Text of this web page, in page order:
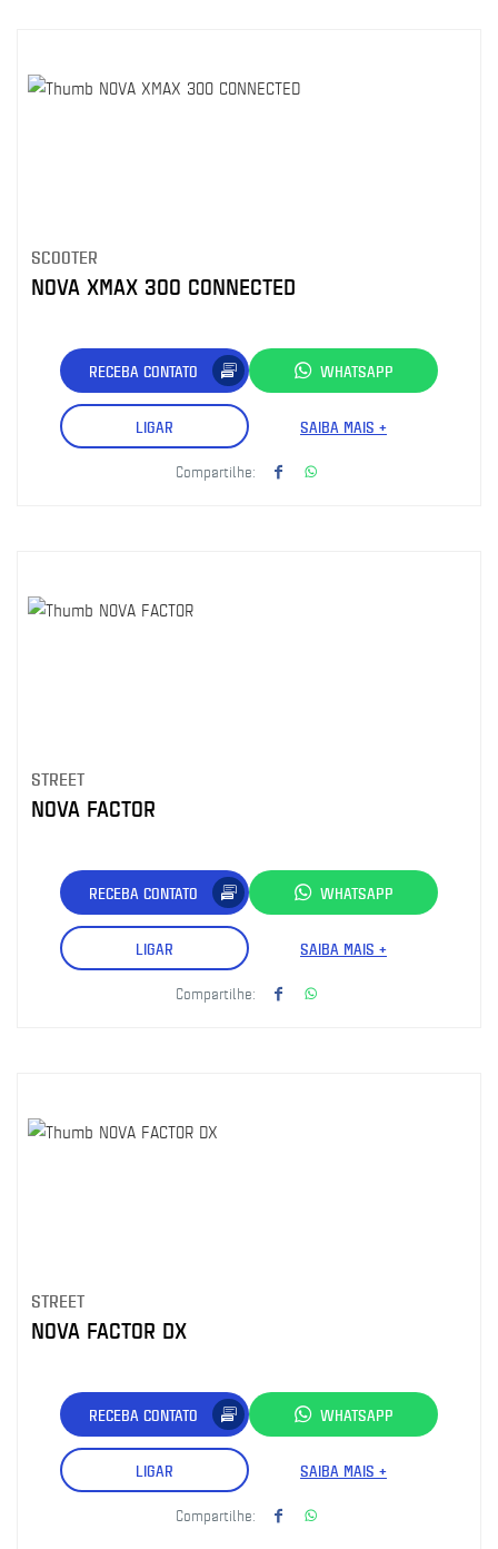
SCOOTER
NOVA XMAX 300 CONNECTED
RECEBA CONTATO WHATSAPP
LIGAR SAIBA MAIS +
Compartilhe:
STREET
NOVA FACTOR
RECEBA CONTATO WHATSAPP
LIGAR SAIBA MAIS +
Compartilhe:
STREET
NOVA FACTOR DX
RECEBA CONTATO WHATSAPP
LIGAR SAIBA MAIS +
Compartilhe: